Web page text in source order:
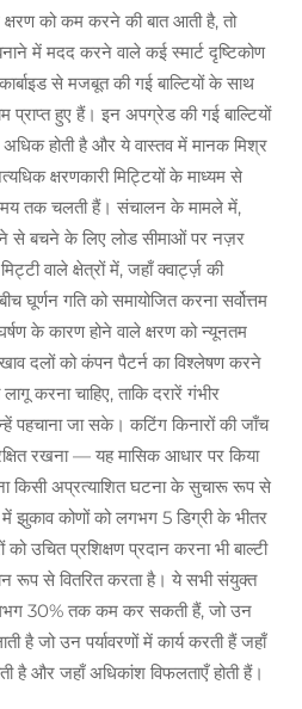
क्षरण को कम करने की बात आती है, तो
में मदद करने वाले कई स्मार्ट दृष्टिकोण
से मजबूत की गई बाल्टियों के साथ
प्राप्त हुए हैं। इन अपग्रेड की गई बाल्टियों
होती है और ये वास्तव में मानक मिश्र
क्षरणकारी मिट्टियों के माध्यम से
तक चलती हैं। संचालन के मामले में,
से बचने के लिए लोड सीमाओं पर नज़र
वाले क्षेत्रों में, जहाँ क्वार्ट्ज़ की
घूर्णन गति को समायोजित करना सर्वोत्तम
के कारण होने वाले क्षरण को न्यूनतम
दलों को कंपन पैटर्न का विश्लेषण करने
करना चाहिए, ताकि दरारें गंभीर
जा सके। कटिंग किनारों की जाँच
रखना — यह मासिक आधार पर किया
किसी अप्रत्याशित घटना के सुचारू रूप से
झुकाव कोणों को लगभग 5 डिग्री के भीतर
उचित प्रशिक्षण प्रदान करना भी बाल्टी
रूप से वितरित करता है। ये सभी संयुक्त
30% तक कम कर सकती हैं, जो उन
है जो उन पर्यावरणों में कार्य करती हैं जहाँ
है और जहाँ अधिकांश विफलताएँ होती हैं।